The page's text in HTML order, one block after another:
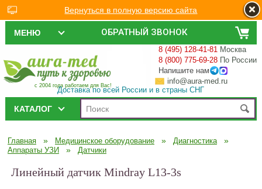
ОБРАТНЫЙ ЗВОНОК
МЕНЮ
с 2004 года работаем для Вас!
8 (495) 128-41-81 Москва
8 (800) 775-69-28 По России
Напишите нам
info@aura-med.ru
Доставка по всей России и в страны СНГ
КАТАЛОГ
Главная » Медицинское оборудование » Диагностика »
Аппараты УЗИ » Датчики
Линейный датчик Mindray L13-3s
Вернуться в полную версию сайта